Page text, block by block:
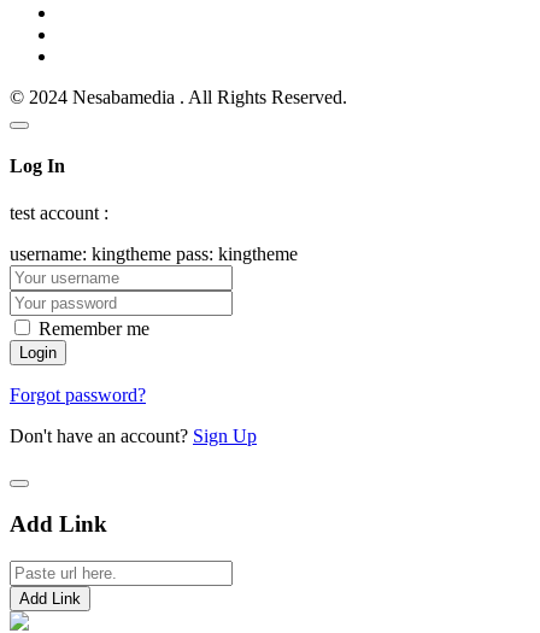
© 2024 Nesabamedia . All Rights Reserved.
Log In
test account :
username: kingtheme pass: kingtheme
Remember me
Forgot password?
Don't have an account? Sign Up
Add Link
Add Link